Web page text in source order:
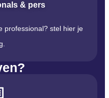
& pers
professional? stel hier je